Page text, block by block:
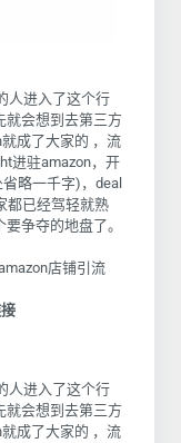
人进入了这个行
就会想到去第三方
成了大家的 ，流
进驻amazon，开
略一千字)，deal
都已经驾轻就熟
争夺的地盘了。
店铺引流
人进入了这个行
就会想到去第三方
成了大家的 ，流